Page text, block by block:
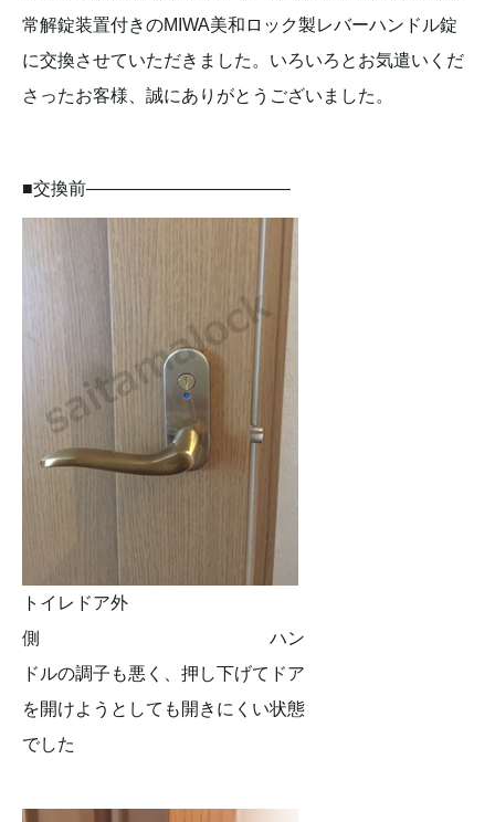
常解錠装置付きのMIWA美和ロック製レバーハンドル錠
に交換させていただきました。いろいろとお気遣いくだ
さったお客様、誠にありがとうございました。
■交換前———————————–
トイレドア外
側 ハン
ドルの調子も悪く、押し下げてドア
を開けようとしても開きにくい状態
でした